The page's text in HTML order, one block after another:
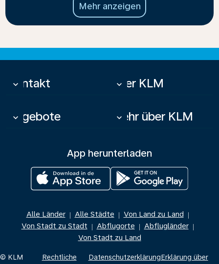
Mehr anzeigen
Kontakt
keyboard_arrow_down Über KLM
keyboard_arrow_down
Angebote
keyboard_arrow_down Mehr über KLM
keyboard_arrow_down
App herunterladen
Alle Länder | Alle Städte | Von Land zu Land |
Von Stadt zu Stadt | Abflugorte | Abflugländer |
Von Stadt zu Land
© KLM Rechtliche DatenschutzerklärungErklärung über